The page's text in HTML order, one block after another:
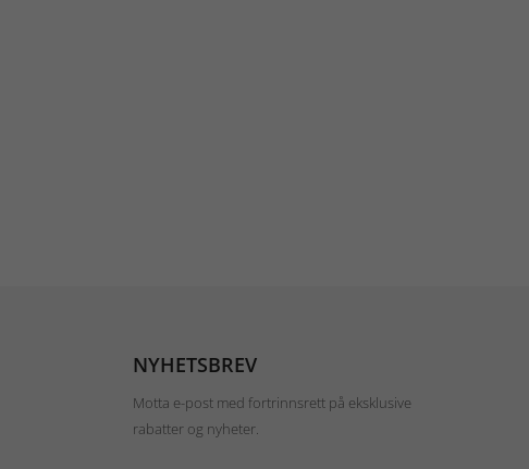
NYHETSBREV
Motta e-post med fortrinnsrett på eksklusive
rabatter og nyheter.